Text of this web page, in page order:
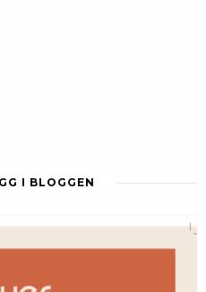
I BLOGGEN